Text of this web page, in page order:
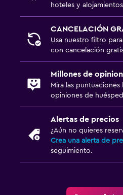
hoteles y
CANCELACIÓN
Usa nuestro filtro
con cancelación
Millones de
Mira las puntuaciones
opiniones de
Alertas de precios
¿Aún no quieres
Crea una alerta de
seguimiento.